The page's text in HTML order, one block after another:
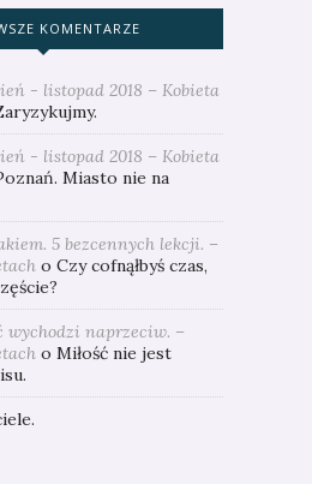
KOMENTARZE
- listopad 2018 – Kobieta
- listopad 2018 – Kobieta
Miasto nie na
5 bezcennych lekcji. –
o Czy cofnąłbyś czas,
wychodzi naprzeciw. –
o Miłość nie jest